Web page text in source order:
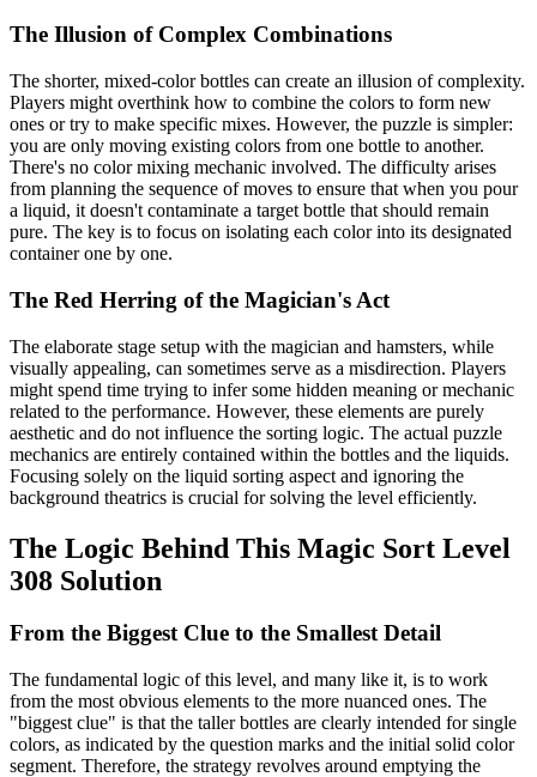
The Illusion of Complex Combinations
The shorter, mixed-color bottles can create an illusion of complexity.
Players might overthink how to combine the colors to form new
ones or try to make specific mixes. However, the puzzle is simpler:
you are only moving existing colors from one bottle to another.
There's no color mixing mechanic involved. The difficulty arises
from planning the sequence of moves to ensure that when you pour
a liquid, it doesn't contaminate a target bottle that should remain
pure. The key is to focus on isolating each color into its designated
container one by one.
The Red Herring of the Magician's Act
The elaborate stage setup with the magician and hamsters, while
visually appealing, can sometimes serve as a misdirection. Players
might spend time trying to infer some hidden meaning or mechanic
related to the performance. However, these elements are purely
aesthetic and do not influence the sorting logic. The actual puzzle
mechanics are entirely contained within the bottles and the liquids.
Focusing solely on the liquid sorting aspect and ignoring the
background theatrics is crucial for solving the level efficiently.
The Logic Behind This Magic Sort Level
308 Solution
From the Biggest Clue to the Smallest Detail
The fundamental logic of this level, and many like it, is to work
from the most obvious elements to the more nuanced ones. The
"biggest clue" is that the taller bottles are clearly intended for single
colors, as indicated by the question marks and the initial solid color
segment. Therefore, the strategy revolves around emptying the